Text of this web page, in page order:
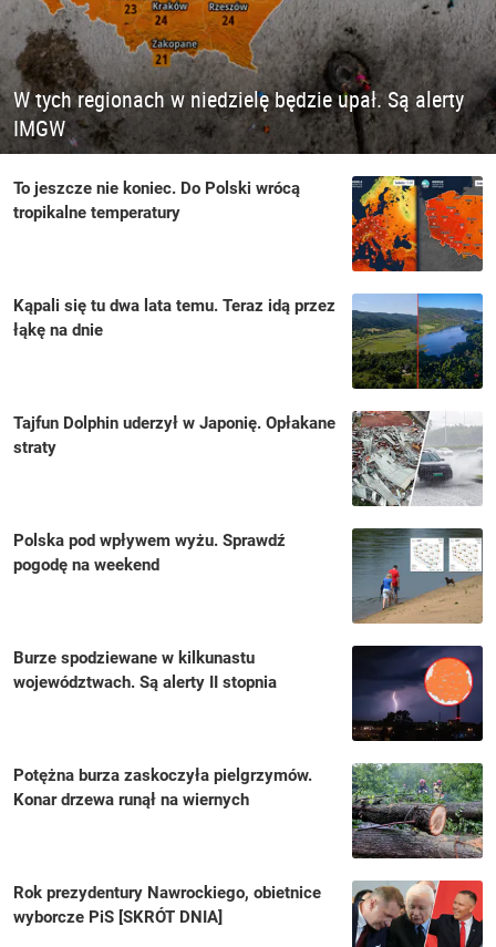
W tych regionach w niedzielę będzie upał. Są alerty
IMGW
To jeszcze nie koniec. Do Polski wrócą
tropikalne temperatury
Kąpali się tu dwa lata temu. Teraz idą przez
łąkę na dnie
Tajfun Dolphin uderzył w Japonię. Opłakane
straty
Polska pod wpływem wyżu. Sprawdź
pogodę na weekend
Burze spodziewane w kilkunastu
województwach. Są alerty II stopnia
Potężna burza zaskoczyła pielgrzymów.
Konar drzewa runął na wiernych
Rok prezydentury Nawrockiego, obietnice
wyborcze PiS [SKRÓT DNIA]